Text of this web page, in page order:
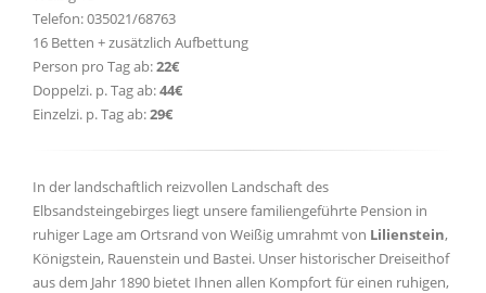
Telefon: 035021/68763
16 Betten + zusätzlich Aufbettung
Person pro Tag ab:22€
Doppelzi. p. Tag ab:44€
Einzelzi. p. Tag ab:29€
In der landschaftlich reizvollen Landschaft des
Elbsandsteingebirges liegt unsere familiengeführte Pension in
ruhiger Lage am Ortsrand von Weißig umrahmt von Lilienstein,
Königstein, Rauenstein und Bastei. Unser historischer Dreiseithof
aus dem Jahr 1890 bietet Ihnen allen Kompfort für einen ruhigen,